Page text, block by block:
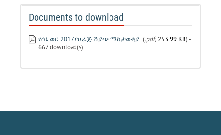
Documents to download
የሰኔ ወር 2017 የሀራጅ ሽያጭ ማስታወቂያ (.pdf,253.99 KB) -
667 download(s)